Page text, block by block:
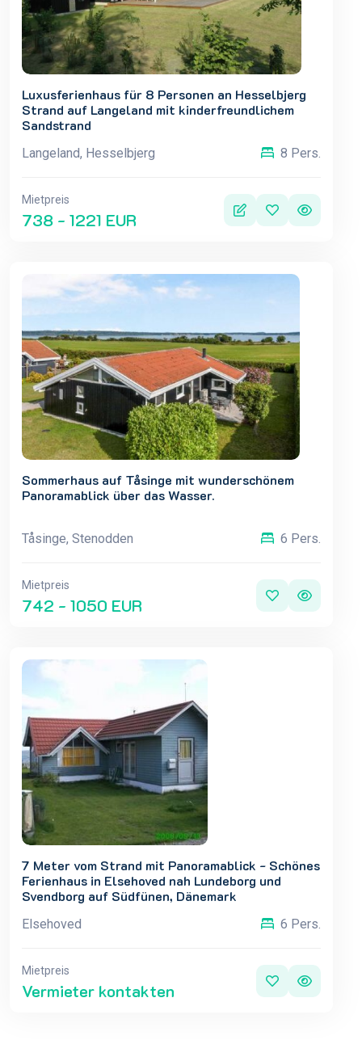
Luxusferienhaus für 8 Personen an Hesselbjerg
Strand auf Langeland mit kinderfreundlichem
Sandstrand
Langeland, Hesselbjerg 8 Pers.
Mietpreis
738 - 1221 EUR
Sommerhaus auf Tåsinge mit wunderschönem
Panoramablick über das Wasser.
Tåsinge, Stenodden 6 Pers.
Mietpreis
742 - 1050 EUR
7 Meter vom Strand mit Panoramablick - Schönes
Ferienhaus in Elsehoved nah Lundeborg und
Svendborg auf Südfünen, Dänemark
Elsehoved 6 Pers.
Mietpreis
Vermieter kontakten